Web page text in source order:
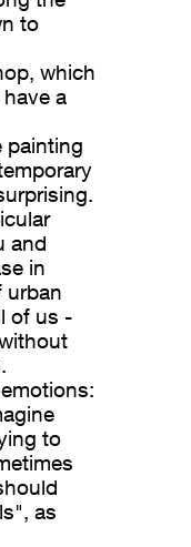
to
which
a
painting
and
in
urban
of us -
to
as